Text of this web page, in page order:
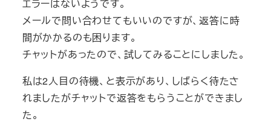
エラーはないようです。
メールで問い合わせてもいいのですが、返答に時
間がかかるのも困ります。
チャットがあったので、試してみることにしました。
私は2人目の待機、と表示があり、しばらく待たさ
れましたがチャットで返答をもらうことができまし
た。